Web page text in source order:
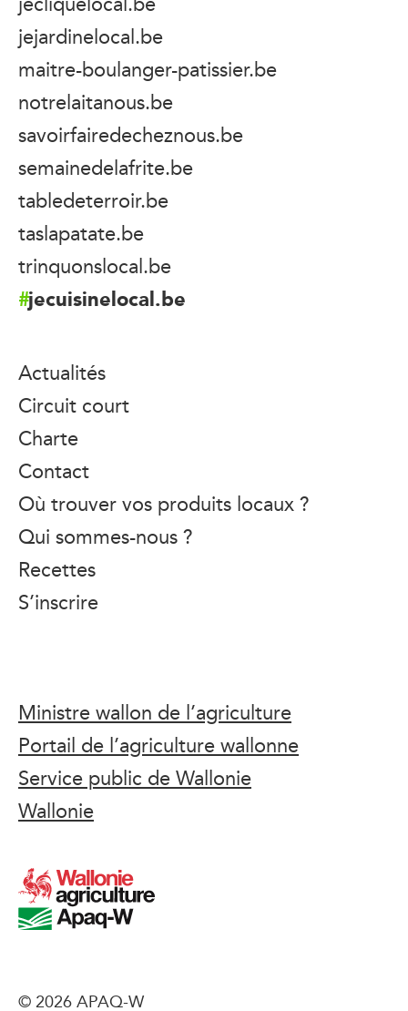
jejardinelocal.be
maitre-boulanger-patissier.be
notrelaitanous.be
savoirfairedecheznous.be
semainedelafrite.be
tabledeterroir.be
taslapatate.be
trinquonslocal.be
jecuisinelocal.be
Actualités
Circuit court
Charte
Contact
Où trouver vos produits locaux ?
Qui sommes-nous ?
Recettes
S’inscrire
Ministre wallon de l’agriculture
Portail de l’agriculture wallonne
Service public de Wallonie
Wallonie
© 2026 APAQ-W